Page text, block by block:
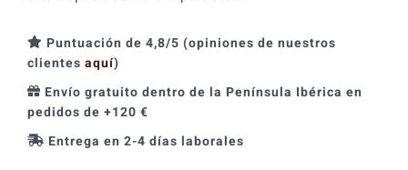
Puntuación de 4,8/5 (opiniones de nuestros
clientes aquí)
Envío gratuito dentro de la Península Ibérica en
pedidos de +120 €
Entrega en 2-4 días laborales